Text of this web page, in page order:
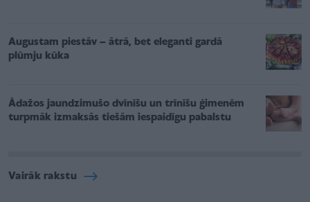
Augustam piestāv – ātrā, bet eleganti gardā
plūmju kūka
Ādažos jaundzimušo dvīnīšu un trīnīšu ģimenēm
turpmāk izmaksās tiešām iespaidīgu pabalstu
Vairāk rakstu